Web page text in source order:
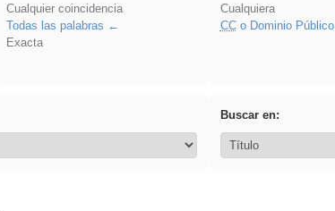
Cualquier coincidencia
Todas las palabras
Exacta
Cualquiera
CCo Dominio Público
Buscar en: